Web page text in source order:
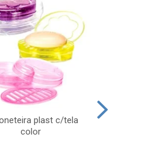
plast c/tela
color